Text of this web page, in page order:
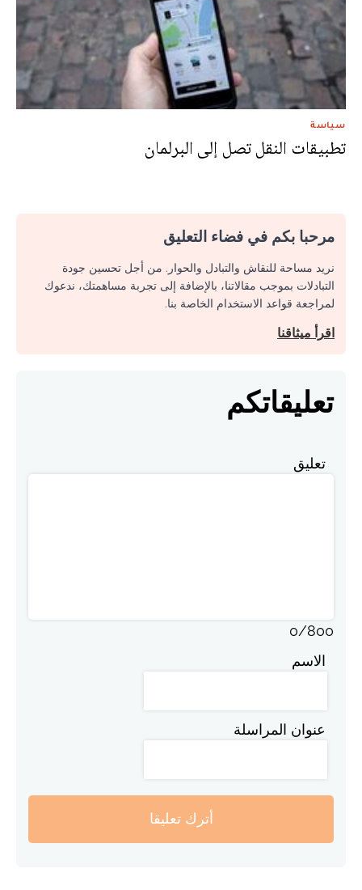
سياسة
تطبيقات النقل تصل إلى البرلمان
مرحبا بكم في فضاء التعليق
نريد مساحة للنقاش والتبادل والحوار. من أجل تحسين جودة
التبادلات بموجب مقالاتنا، بالإضافة إلى تجربة مساهمتك، ندعوك
لمراجعة قواعد الاستخدام الخاصة بنا.
اقرأ ميثاقنا
تعليقاتكم
تعليق
0/800
الاسم
عنوان المراسلة
أترك تعليقا